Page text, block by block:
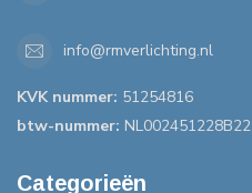
info@rmverlichting.nl
KVK nummer: 51254816
btw-nummer: NL002451228B22
Categorieën